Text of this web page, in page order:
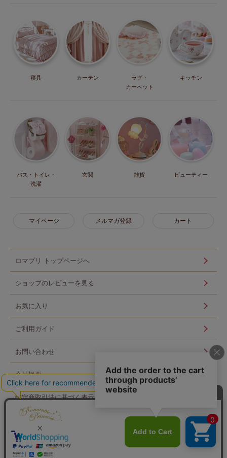
寝具 カーテン
ラグ・
カーペット
キッチン
バス・トイレ・
洗濯
玄関 雑貨 ビューティー
マイページ メルマガ登録 カート
ロマプリ トップページへ
ショップのレビューを見る
お気に入り
ご利用ガイド
お問い合わせ
会社概要
特定商取引法に基づく表示
個人情報の取扱い
ログイン